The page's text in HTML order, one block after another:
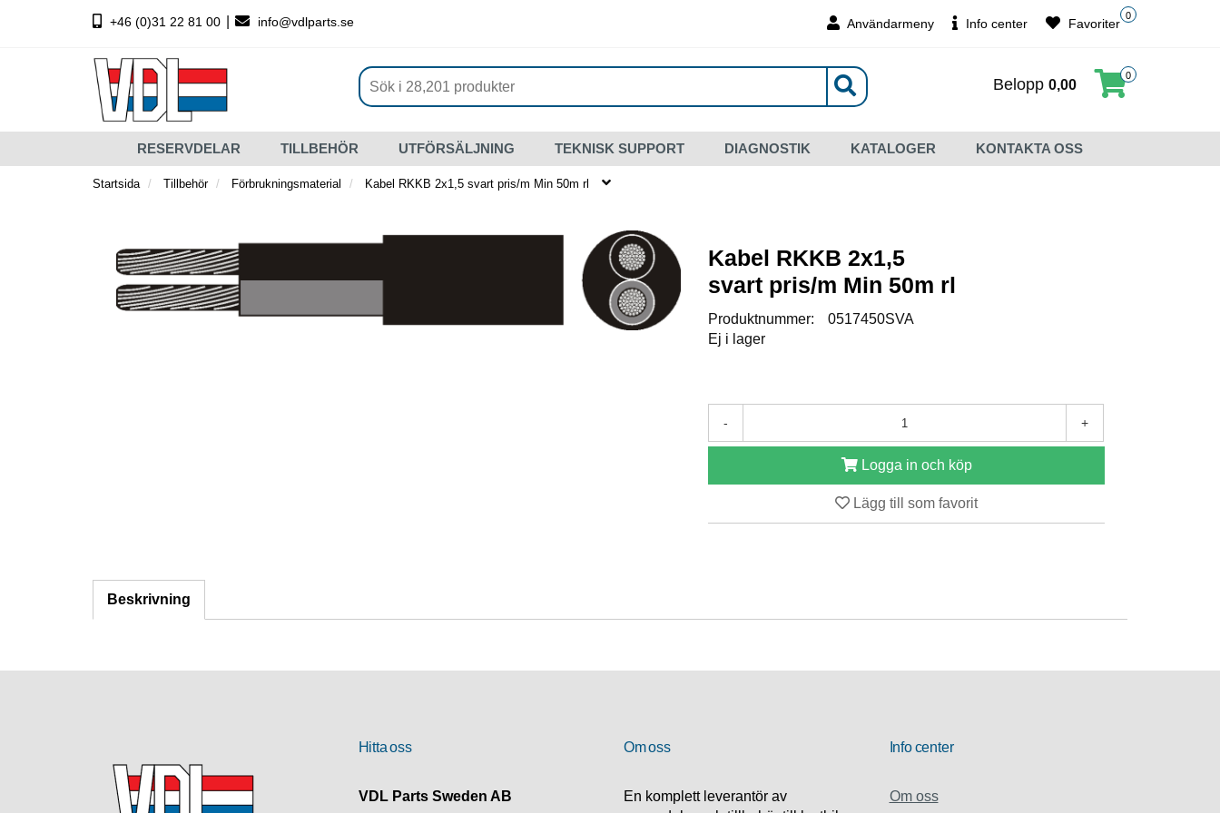
+46 (0)31 22 81 00 info@vdlparts.se Användarmeny Info center
0
Favoriter
Belopp 0,00
0
RESERVDELAR TILLBEHÖR UTFÖRSÄLJNING TEKNISK SUPPORT DIAGNOSTIK KATALOGER KONTAKTA OSS
Startsida Tillbehör Förbrukningsmaterial Kabel RKKB 2x1,5 svart pris/m Min 50m rl
Kabel RKKB 2x1,5
svart pris/m Min 50m rl
Produktnummer:
0517450SVA
Ej i lager
- +
Logga in och köp
Lägg till som favorit
Beskrivning
Hitta oss
VDL Parts Sweden AB
Om oss
En komplett leverantör av
Info center
Om oss